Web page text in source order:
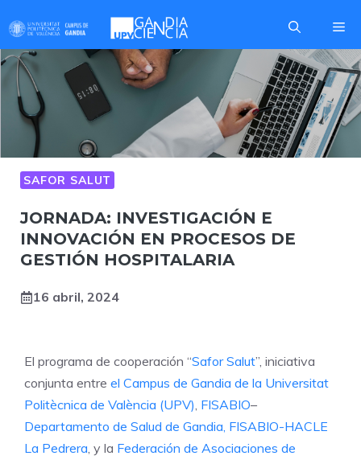
contenido
SAFOR SALUT
JORNADA: INVESTIGACIÓN E
INNOVACIÓN EN PROCESOS DE
GESTIÓN HOSPITALARIA
16 abril, 2024
El programa de cooperación “Safor Salut”, iniciativa
conjunta entre el Campus de Gandia de la Universitat
Politècnica de València (UPV) FISABIO–
Departamento de Salud de Gandia, FISABIO-HACLE
La Pedrera , y la Federación de Asociaciones de